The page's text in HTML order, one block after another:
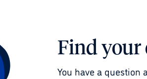
Find your
You have a